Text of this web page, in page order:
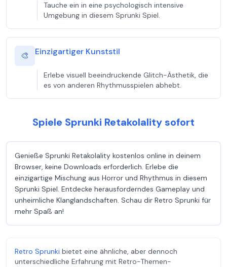
Tauche ein in eine psychologisch intensive
Umgebung in diesem Sprunki Spiel.
🎨 Einzigartiger Kunststil
Erlebe visuell beeindruckende Glitch-Ästhetik, die
es von anderen Rhythmusspielen abhebt.
Spiele Sprunki Retakolality sofort
Genieße Sprunki Retakolality kostenlos online in deinem
Browser, keine Downloads erforderlich. Erlebe die
einzigartige Mischung aus Horror und Rhythmus in diesem
Sprunki Spiel. Entdecke herausforderndes Gameplay und
unheimliche Klanglandschaften. Schau dir Retro Sprunki für
mehr Spaß an!
Retro Sprunki bietet eine ähnliche, aber dennoch
unterschiedliche Erfahrung mit Retro-Themen-